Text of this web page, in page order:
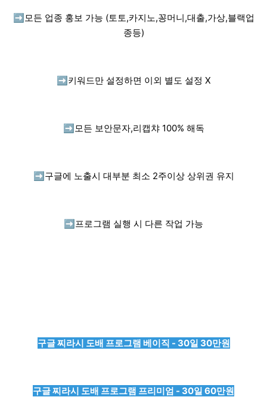
➡️ 모든 업종 홍보 가능 (토토,카지노,꽁머니,대출,가상,블랙업
종등)
➡️ 키워드만 설정하면 이외 별도 설정 X
➡️ 모든 보안문자,리캡챠 100% 해독
➡️ 구글에 노출시 대부분 최소 2주이상 상위권 유지
➡️ 프로그램 실행 시 다른 작업 가능
구글 찌라시 도배 프로그램 베이직 - 30일 30만원
구글 찌라시 도배 프로그램 프리미엄 - 30일 60만원